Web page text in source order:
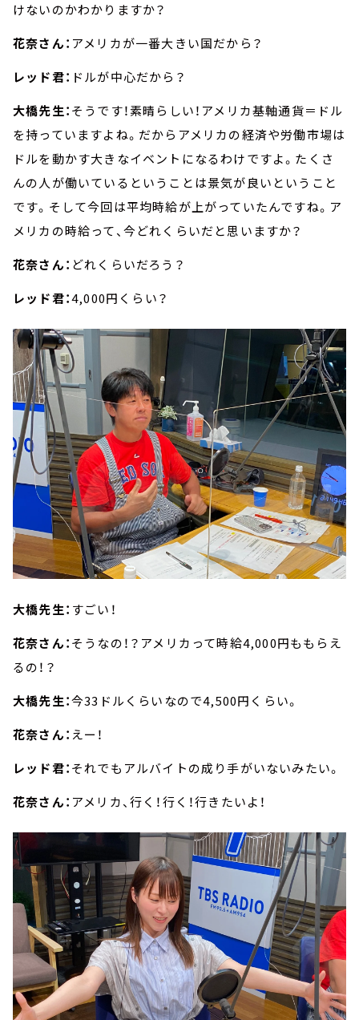
けないのかわかりますか？
花奈さん： アメリカが一番大きい国だから？
レッド君： ドルが中心だから？
大橋先生：そうです！素晴らしい！アメリカ基軸通貨＝ドル
を持っていますよね。だからアメリカの経済や労働市場は
ドルを動かす大きなイベントになるわけですよ。たくさ
んの人が働いているということは景気が良いということ
です。そして今回は平均時給が上がっていたんですね。ア
メリカの時給って、今どれくらいだと思いますか？
花奈さん： どれくらいだろう？
レッド君：4,000円くらい？
大橋先生： すごい！
花奈さん：そうなの！？アメリカって時給4,000円ももらえ
るの！？
大橋先生：今33ドルくらいなので4,500円くらい。
花奈さん： えー！
レッド君：それでもアルバイトの成り手がいないみたい。
花奈さん： アメリカ、行く！行く！行きたいよ！